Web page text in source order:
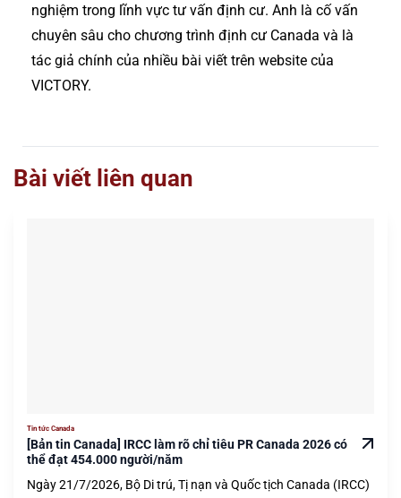
nghiệm trong lĩnh vực tư vấn định cư. Anh là cố vấn
chuyên sâu cho chương trình định cư Canada và là
tác giả chính của nhiều bài viết trên website của
VICTORY.
Bài viết liên quan
Tin tức Canada
[Bản tin Canada] IRCC làm rõ chỉ tiêu PR Canada 2026 có
thể đạt 454.000 người/năm
Ngày 21/7/2026, Bộ Di trú, Tị nạn và Quốc tịch Canada (IRCC)